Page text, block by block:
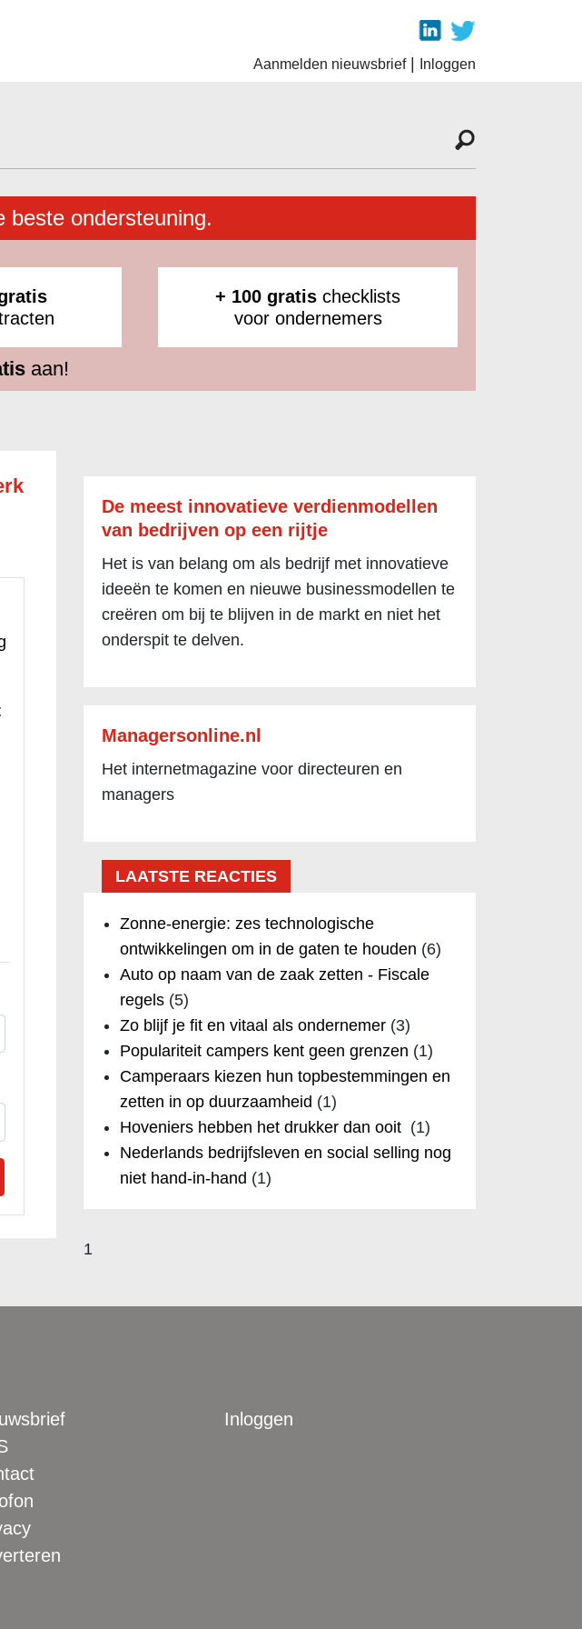
Aanmelden nieuwsbrief| Inloggen
beste ondersteuning.
+ 100 gratis checklists
voor ondernemers
aan!
De meest innovatieve verdienmodellen
van bedrijven op een rijtje
Het is van belang om als bedrijf met innovatieve
ideeën te komen en nieuwe businessmodellen te
creëren om bij te blijven in de markt en niet het
onderspit te delven.
Managersonline.nl
Het internetmagazine voor directeuren en
managers
LAATSTE REACTIES
Zonne-energie: zes technologische
ontwikkelingen om in de gaten te houden (6)
Auto op naam van de zaak zetten - Fiscale
regels(5)
Zo blijf je fit en vitaal als ondernemer(3)
Populariteit campers kent geen grenzen (1)
Camperaars kiezen hun topbestemmingen en
zetten in op duurzaamheid (1)
Hoveniers hebben het drukker dan ooit (1)
Nederlands bedrijfsleven en social selling nog
niet hand-in-hand (1)
1
Inloggen